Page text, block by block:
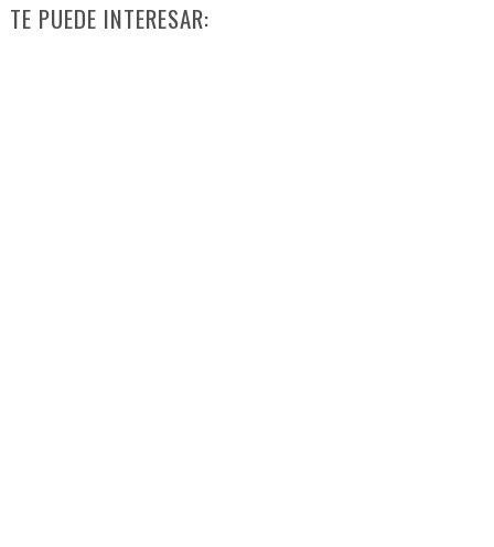
TE PUEDE INTERESAR: